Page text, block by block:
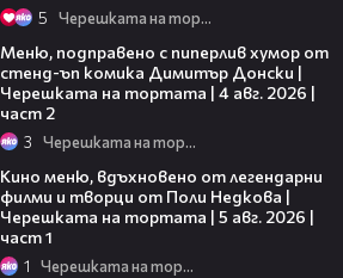
5 Черешката на тортата
Меню, подправено с пиперлив хумор от
стенд-ъп комика Димитър Донски |
Черешката на тортата | 4 авг. 2026 |
част 2
3 Черешката на тортата
Кино меню, вдъхновено от легендарни
филми и творци от Поли Недкова |
Черешката на тортата | 5 авг. 2026 |
част 1
1 Черешката на тортата